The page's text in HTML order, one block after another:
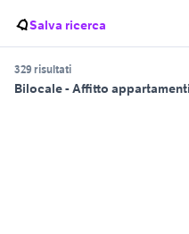
Salva ricerca
329 risultati
Bilocale - Affitto